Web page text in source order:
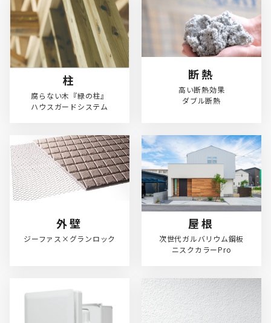
柱
腐らない木『緑の柱』
ハウスガードシステム
断熱
高い断熱効果
ダブル断熱
外壁
ジーファス×グランロック
屋根
次世代ガルバリウム鋼板
ニスクカラーPro